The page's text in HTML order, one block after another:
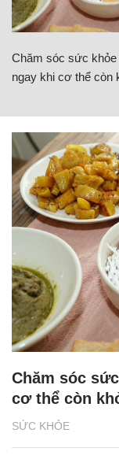
Chăm sóc sức
ngay khi cơ thể còn
SỨC KHỎE
Chăm sóc
cơ thể còn